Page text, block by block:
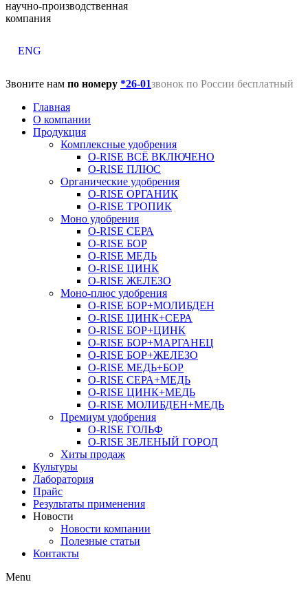
научно-производственная
компания
ENG
Звоните нам по номеру *26-01звонок по России бесплатный
Главная
О компании
Продукция
Комплексные удобрения
O-RISE ВСЁ ВКЛЮЧЕНО
O-RISE ПЛЮС
Органические удобрения
O-RISE ОРГАНИК
O-RISE ТРОПИК
Моно удобрения
O-RISE СЕРА
O-RISE БОР
O-RISE МЕДЬ
O-RISE ЦИНК
O-RISE ЖЕЛЕЗО
Моно-плюс удобрения
O-RISE БОР+МОЛИБДЕН
O-RISE ЦИНК+СЕРА
O-RISE БОР+ЦИНК
O-RISE БОР+МАРГАНЕЦ
O-RISE БОР+ЖЕЛЕЗО
O-RISE МЕДЬ+БОР
O-RISE СЕРА+МЕДЬ
O-RISE ЦИНК+МЕДЬ
O-RISE МОЛИБДЕН+МЕДЬ
Премиум удобрения
O-RISE ГОЛЬФ
O-RISE ЗЕЛЕНЫЙ ГОРОД
Хиты продаж
Культуры
Лаборатория
Прайс
Результаты применения
Новости
Новости компании
Полезные статьи
Контакты
Menu